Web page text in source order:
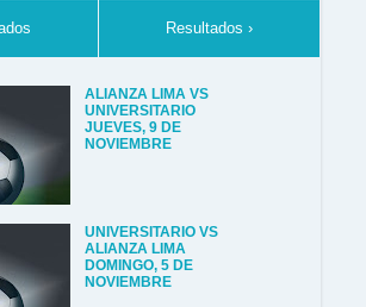
Resultados ›
ALIANZA LIMA VS
UNIVERSITARIO
JUEVES, 9 DE
NOVIEMBRE
UNIVERSITARIO VS
ALIANZA LIMA
DOMINGO, 5 DE
NOVIEMBRE